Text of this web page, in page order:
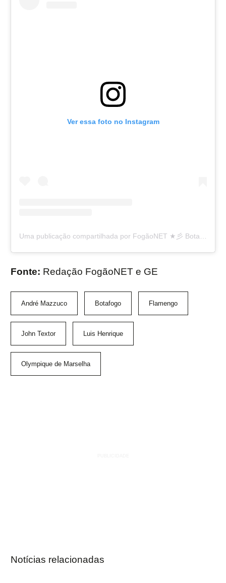
Ver essa foto no Instagram
Fonte: Redação FogãoNET e GE
André Mazzuco Botafogo Flamengo
John Textor Luis Henrique
Olympique de Marselha
Notícias relacionadas